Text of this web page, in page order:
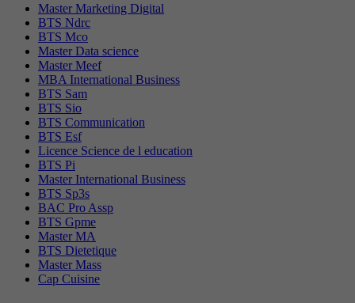
Master Marketing Digital
BTS Ndrc
BTS Mco
Master Data science
Master Meef
MBA International Business
BTS Sam
BTS Sio
BTS Communication
BTS Esf
Licence Science de l education
BTS Pi
Master International Business
BTS Sp3s
BAC Pro Assp
BTS Gpme
Master MA
BTS Dietetique
Master Mass
Cap Cuisine